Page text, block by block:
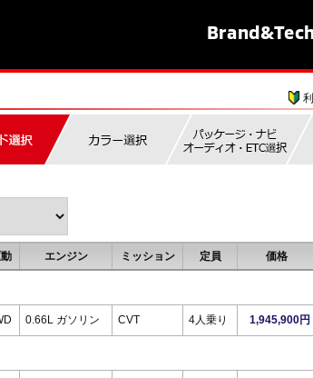
Brand&
エンジン ミッション 定員 価格
0.66L ガソリン CVT 4人乗り 1,945,900円